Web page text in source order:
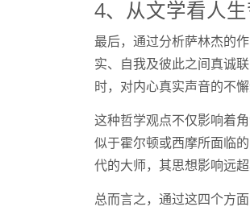
4、从文学看人
最后，通过分析萨林杰的
实、自我及彼此之间真诚
时，对内心真实声音的不懈
这种哲学观点不仅影响着
似于霍尔顿或西摩所面临
代的大师，其思想影响远超
总而言之，通过这四个方